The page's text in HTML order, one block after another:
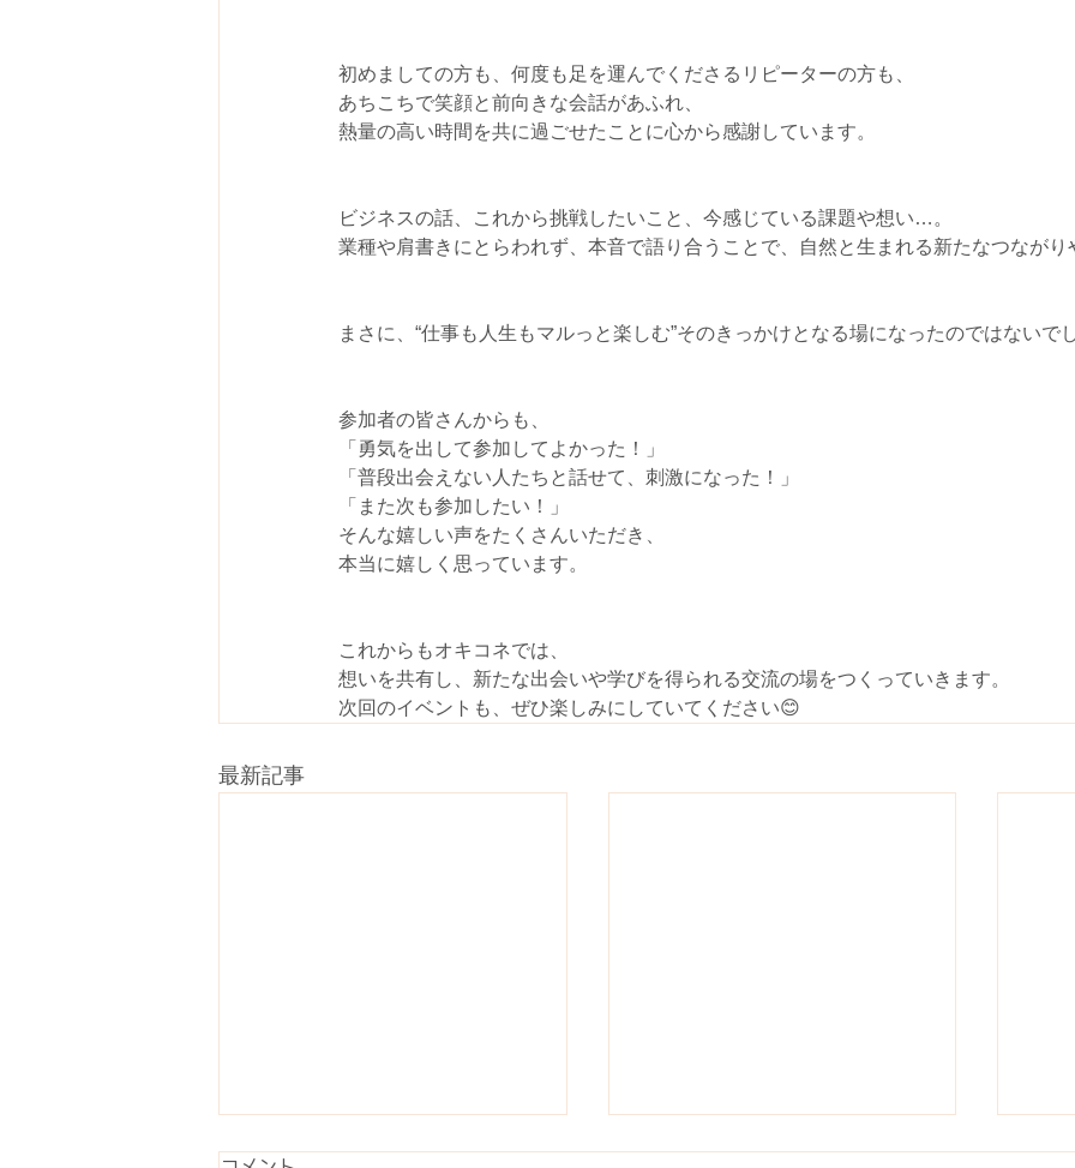
初めましての方も、何度も足を運んでくださるリピーターの方も、
あちこちで笑顔と前向きな会話があふれ、
熱量の高い時間を共に過ごせたことに心から感謝しています。
ビジネスの話、これから挑戦したいこと、今感じている課題や想い…。
業種や肩書きにとらわれず、本音で語り合うことで、自然と生まれる新たなつながり
まさに、“仕事も人生もマルっと楽しむ”そのきっかけとなる場になったのではないで
参加者の皆さんからも、
「勇気を出して参加してよかった！」
「普段出会えない人たちと話せて、刺激になった！」
「また次も参加したい！」
そんな嬉しい声をたくさんいただき、
本当に嬉しく思っています。
これからもオキコネでは、
想いを共有し、新たな出会いや学びを得られる交流の場をつくっていきます。
次回のイベントも、ぜひ楽しみにしていてください😊
最新記事